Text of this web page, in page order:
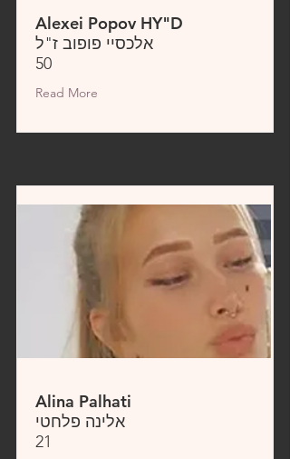
Alexei Popov HY"D
אלכסיי פופוב ז"ל
50
Read More
Alina Palhati
אלינה פלחטי
21